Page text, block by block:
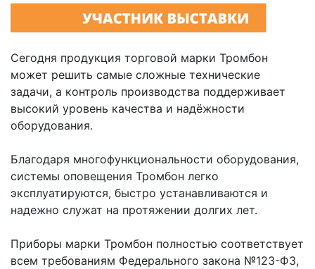
Сегодня продукция торговой марки Тромбон
может решить самые сложные технические
задачи, а контроль производства поддерживает
высокий уровень качества и надёжности
оборудования.
Благодаря многофункциональности оборудования,
системы оповещения Тромбон легко
эксплуатируются, быстро устанавливаются и
надежно служат на протяжении долгих лет.
Приборы марки Тромбон полностью соответствует
всем требованиям Федерального закона №123-ФЗ,